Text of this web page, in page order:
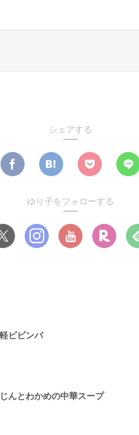
シェアする
ゆり子をフォローする
ビビンバ
んとわかめの中華スープ